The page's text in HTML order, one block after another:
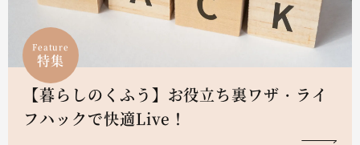
Feature
特集
【暮らしのくふう】お役立ち裏ワザ・ライ
フハックで快適Live！